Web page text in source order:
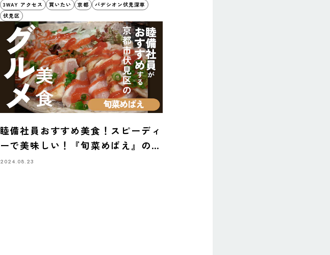
3WAY アクセス
買いたい 京都
パデシオン伏見深草
伏見区
睦備社員おすすめ美食！スピーディ
ーで美味しい！『旬菜めばえ』の絶
品料理を楽しむ夜
2024.08.23